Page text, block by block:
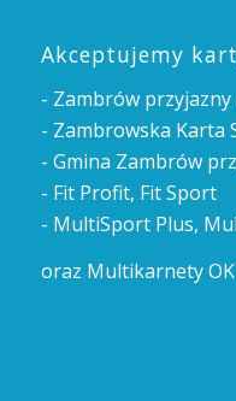
Akceptujemy
- Zambrów
- Zambrowska Karta
- Gmina Zambrów
- Fit Profit, Fit Sport
- MultiSport Plus,
oraz Multikarnety